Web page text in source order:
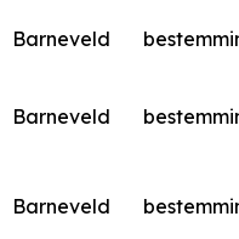
Barneveld
Barneveld
Barneveld